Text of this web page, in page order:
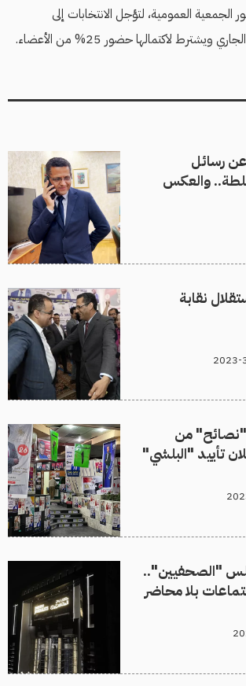
العمومية، لتؤجل الانتخابات إلى
رسائل
والعكس
نقابة
من
تأييد "البلشي"
"الصحفيين"..
بلا محاضر